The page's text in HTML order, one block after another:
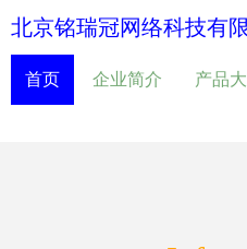
北京铭瑞冠网络科技有
首页 企业简介 产品